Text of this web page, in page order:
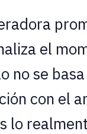
el
no se
con el
lo